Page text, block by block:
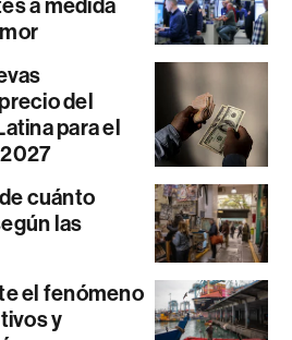
a medida
del
para el
cuánto
las
el fenómeno
y